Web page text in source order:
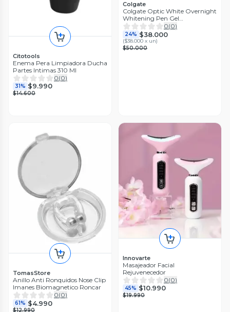
Citotools
Enema Pera Limpiadora Ducha
Partes Intimas 310 Ml
0(0)
31% $9.990
$14.600
Colgate
Colgate Optic White Overnight
Whitening Pen Gel
Blanqueador dental en Lapiz
Colgate Optic
0(0)
24% $38.000
($38.000 x un)
$50.000
TomasStore
Anillo Anti Ronquidos Nose Clip
Imanes Biomagnetico Roncar
0(0)
61% $4.990
$12.990
Innovarte
Masajeador Facial
Rejuvenecedor
0(0)
45% $10.990
$19.990